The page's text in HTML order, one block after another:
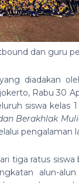
dan guru
diadakan
Rabu 30
siswa kelas
Berakhlak
pengalaman
tiga ratus
alun-